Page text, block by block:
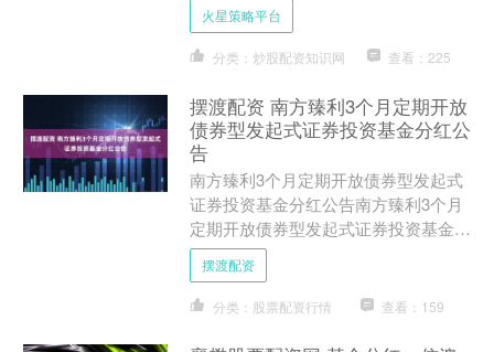
示，本次分红的收益....
火星策略平台
分类：炒股配资知识网 查看：225
摆渡配资 南方臻利3个月定期开放
债券型发起式证券投资基金分红公
告
南方臻利3个月定期开放债券型发起式
证券投资基金分红公告南方臻利3个月
定期开放债券型发起式证券投资基金分
红公告公告送出日期：2025年6月20日
南方臻利3个月定期....
摆渡配资
分类：股票配资行情 查看：159